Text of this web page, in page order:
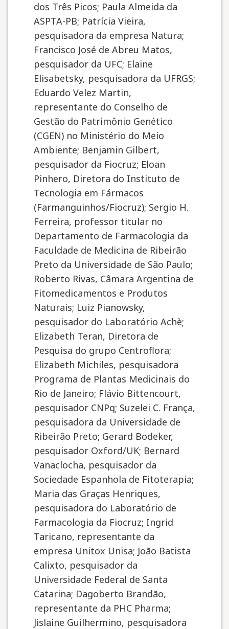
dos Três Picos; Paula Almeida da
ASPTA-PB; Patrícia Vieira,
pesquisadora da empresa Natura;
Francisco José de Abreu Matos,
pesquisador da UFC; Elaine
Elisabetsky, pesquisadora da UFRGS;
Eduardo Velez Martin,
representante do Conselho de
Gestão do Patrimônio Genético
(CGEN) no Ministério do Meio
Ambiente; Benjamin Gilbert,
pesquisador da Fiocruz; Eloan
Pinhero, Diretora do Instituto de
Tecnologia em Fármacos
(Farmanguinhos/Fiocruz); Sergio H.
Ferreira, professor titular no
Departamento de Farmacologia da
Faculdade de Medicina de Ribeirão
Preto da Universidade de São Paulo;
Roberto Rivas, Câmara Argentina de
Fitomedicamentos e Produtos
Naturais; Luiz Pianowsky,
pesquisador do Laboratório Achè;
Elizabeth Teran, Diretora de
Pesquisa do grupo Centroflora;
Elizabeth Michiles, pesquisadora
Programa de Plantas Medicinais do
Rio de Janeiro; Flávio Bittencourt,
pesquisador CNPq; Suzelei C. França,
pesquisadora da Universidade de
Ribeirão Preto; Gerard Bodeker,
pesquisador Oxford/UK; Bernard
Vanaclocha, pesquisador da
Sociedade Espanhola de Fitoterapia;
Maria das Graças Henriques,
pesquisadora do Laboratório de
Farmacologia da Fiocruz; Ingrid
Taricano, representante da
empresa Unitox Unisa; João Batista
Calixto, pesquisador da
Universidade Federal de Santa
Catarina; Dagoberto Brandão,
representante da PHC Pharma;
Jislaine Guilhermino, pesquisadora